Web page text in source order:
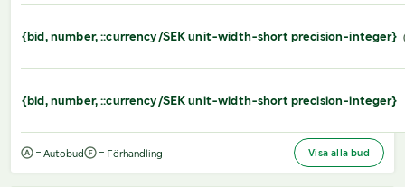
{bid, number, ::currency/SEK unit-width-short precision-integer}
{bid, number, ::currency/SEK unit-width-short precision-integer}
= Autobud = Förhandling Visa alla bud